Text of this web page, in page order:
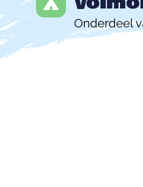
Onderdeel